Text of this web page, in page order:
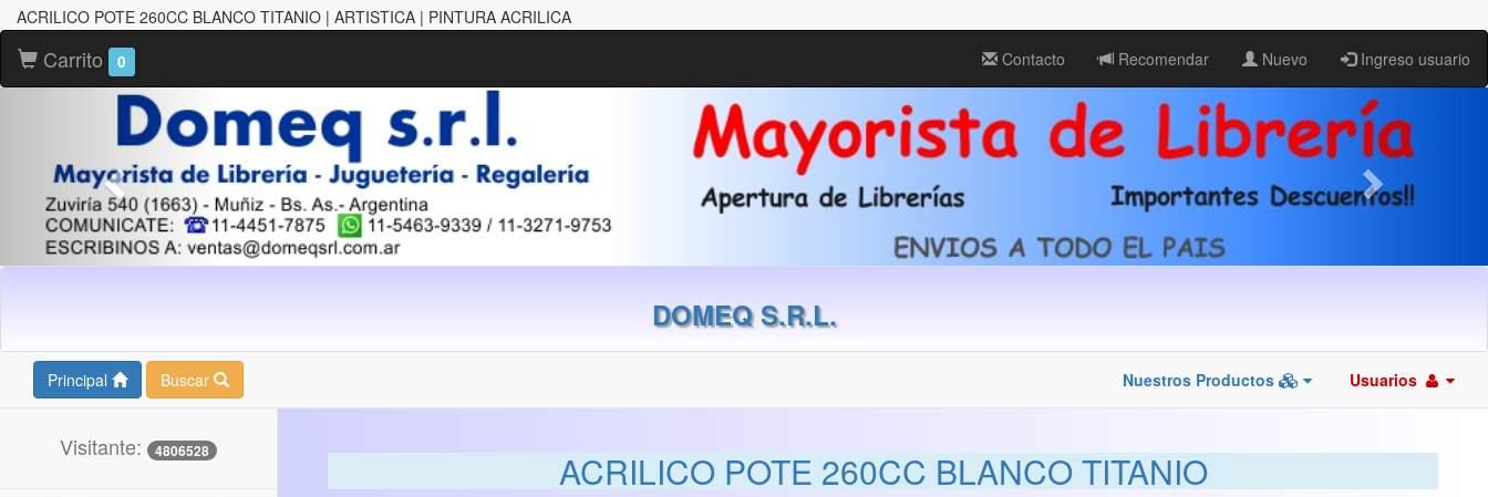
ACRILICO POTE 260CC BLANCO TITANIO | ARTISTICA | PINTURA ACRILICA
Carrito 0 Contacto Recomendar Nuevo Ingreso usuario
DOMEQ S.R.L.
Principal Buscar Nuestros Productos Usuarios
Visitante: 4806528 ACRILICO POTE 260CC BLANCO TITANIO